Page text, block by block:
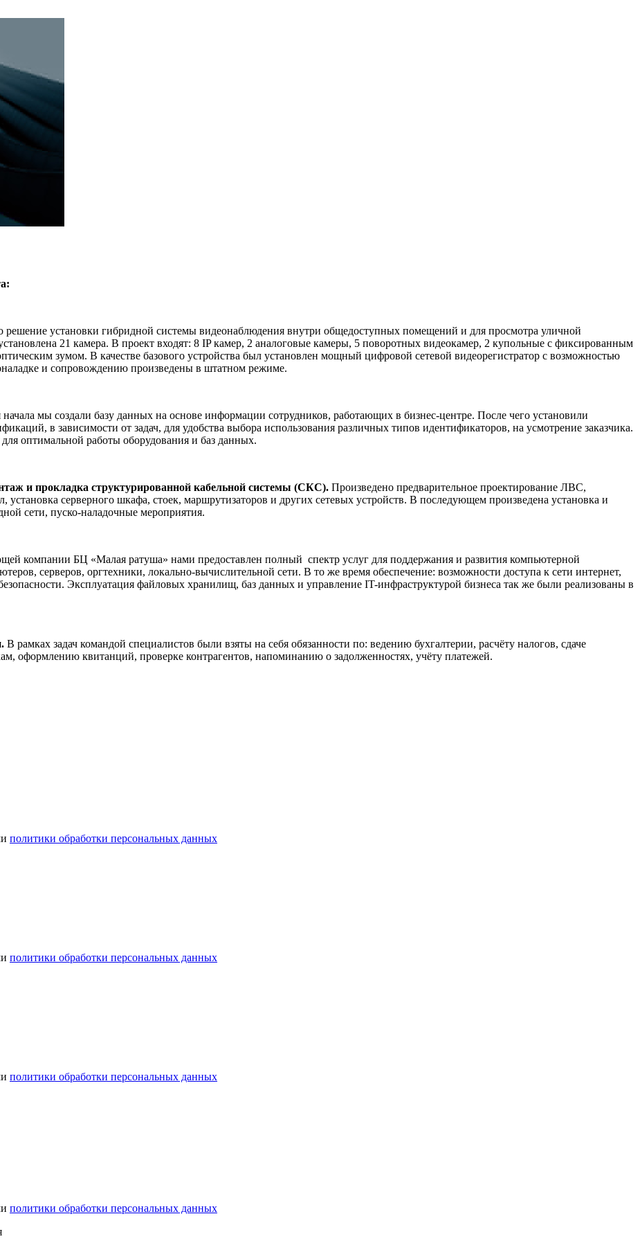
установки гибридной системы видеонаблюдения внутри общедоступных помещений и для просмотра уличной
21 камера. В проект входят: 8 IP камер, 2 аналоговые камеры, 5 поворотных видеокамер, 2 купольные с фиксированным
зумом. В качестве базового устройства был установлен мощный цифровой сетевой видеорегистратор с возможностью
и сопровождению произведены в штатном режиме.
начала мы создали базу данных на основе информации сотрудников, работающих в бизнес-центре. После чего установили
в зависимости от задач, для удобства выбора использования различных типов идентификаторов, на усмотрение заказчика.
оптимальной работы оборудования и баз данных.
и прокладка структурированной кабельной системы (СКС). Произведено предварительное проектирование ЛВС,
установка серверного шкафа, стоек, маршрутизаторов и других сетевых устройств. В последующем произведена установка и
сети, пуско-наладочные мероприятия.
компании БЦ «Малая ратуша» нами предоставлен полный спектр услуг для поддержания и развития компьютерной
серверов, оргтехники, локально-вычислительной сети. В то же время обеспечение: возможности доступа к сети интернет,
Эксплуатация файловых хранилищ, баз данных и управление IT-инфраструктурой бизнеса так же были реализованы в
В рамках задач командой специалистов были взяты на себя обязанности по: ведению бухгалтерии, расчёту налогов, сдаче
оформлению квитанций, проверке контрагентов, напоминанию о задолженностях, учёту платежей.
политики обработки персональных данных
политики обработки персональных данных
политики обработки персональных данных
политики обработки персональных данных